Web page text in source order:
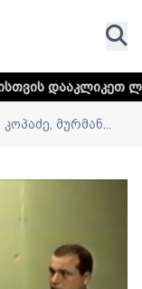
ლინკს
მურმან...